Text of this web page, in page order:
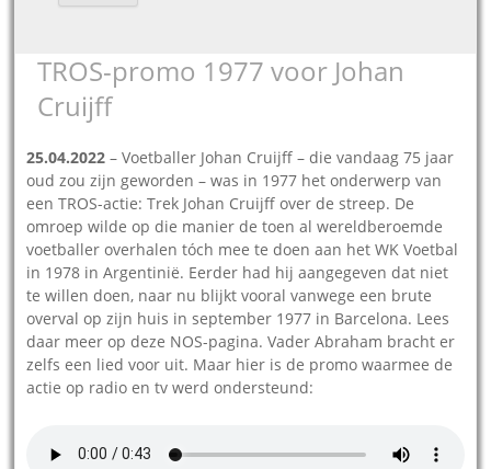
TROS-promo 1977 voor Johan
Cruijff
25.04.2022– Voetballer Johan Cruijff – die vandaag 75 jaar
oud zou zijn geworden – was in 1977 het onderwerp van
een TROS-actie: Trek Johan Cruijff over de streep. De
omroep wilde op die manier de toen al wereldberoemde
voetballer overhalen tóch mee te doen aan het WK Voetbal
in 1978 in Argentinië. Eerder had hij aangegeven dat niet
te willen doen, naar nu blijkt vooral vanwege een brute
overval op zijn huis in september 1977 in Barcelona. Lees
daar meer op deze NOS-pagina. Vader Abraham bracht er
zelfs een lied voor uit. Maar hier is de promo waarmee de
actie op radio en tv werd ondersteund: